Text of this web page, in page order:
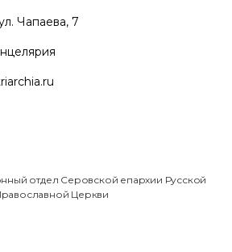
Чапаева, 7
отдел Серовской епархии Русской
Церкви